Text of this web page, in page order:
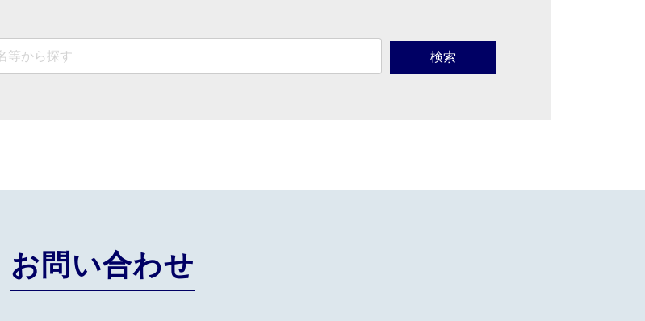
お問い合わせ